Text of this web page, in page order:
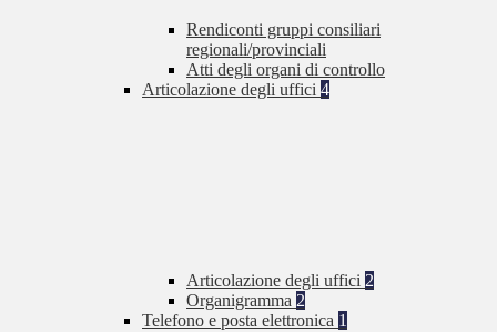
Rendiconti gruppi consiliari
regionali/provinciali
Atti degli organi di controllo
Articolazione degli uffici 4
Articolazione degli uffici 2
Organigramma 2
Telefono e posta elettronica 1